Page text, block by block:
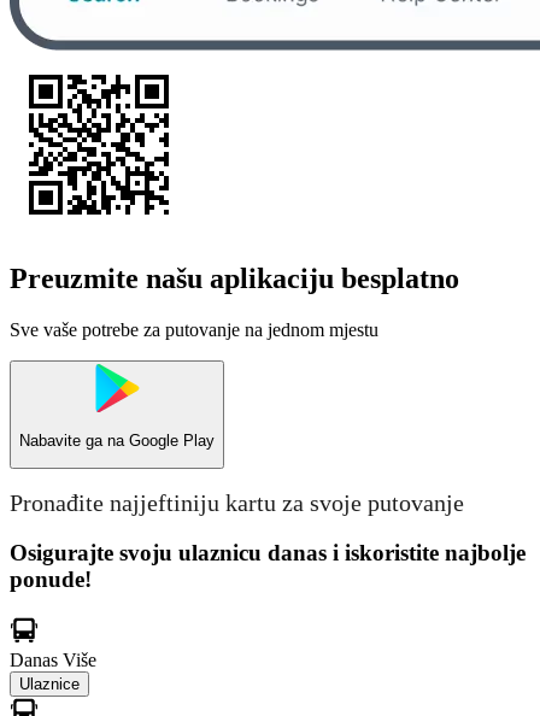
Preuzmite našu aplikaciju besplatno
Sve vaše potrebe za putovanje na jednom mjestu
Nabavite ga na Google Play
Pronađite najjeftiniju kartu za svoje putovanje
Osigurajte svoju ulaznicu danas i iskoristite najbolje
ponude!
Danas Više
Ulaznice